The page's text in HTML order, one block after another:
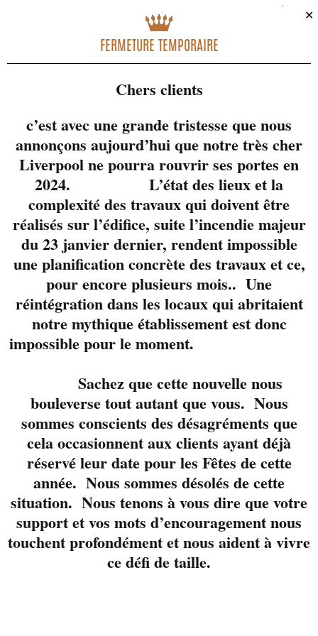
819-822-3724
28 Wellington Sud, Centre-ville Sherbrooke
Contactez-nous
© Tous droits réservés Liverpool Sherbrooke
Politique de confidentialité
✕
FERMETURE TEMPORAIRE
Chers clients
c’est avec une grande tristesse que nous
annonçons aujourd’hui que notre très cher
Liverpool ne pourra rouvrir ses portes en
2024. L’état des lieux et la
complexité des travaux qui doivent être
réalisés sur l’édifice, suite l’incendie majeur
du 23 janvier dernier, rendent impossible
une planification concrète des travaux et ce,
pour encore plusieurs mois.. Une
réintégration dans les locaux qui abritaient
notre mythique établissement est donc
impossible pour le moment.
Sachez que cette nouvelle nous
bouleverse tout autant que vous. Nous
sommes conscients des désagréments que
cela occasionnent aux clients ayant déjà
réservé leur date pour les Fêtes de cette
année. Nous sommes désolés de cette
situation. Nous tenons à vous dire que votre
support et vos mots d’encouragement nous
touchent profondément et nous aident à vivre
ce défi de taille.